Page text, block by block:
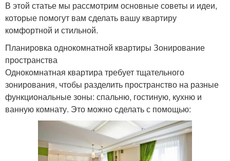
В этой статье мы рассмотрим основные советы и идеи,
которые помогут вам сделать вашу квартиру
комфортной и стильной.
Планировка однокомнатной квартиры Зонирование
пространства
Однокомнатная квартира требует тщательного
зонирования, чтобы разделить пространство на разные
функциональные зоны: спальню, гостиную, кухню и
ванную комнату. Это можно сделать с помощью: